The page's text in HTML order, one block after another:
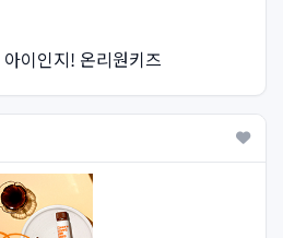
이인지! 온리원키즈